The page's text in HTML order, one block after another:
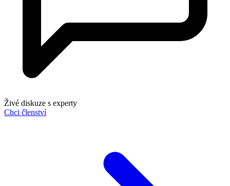
Živé diskuze s experty
Chci členství